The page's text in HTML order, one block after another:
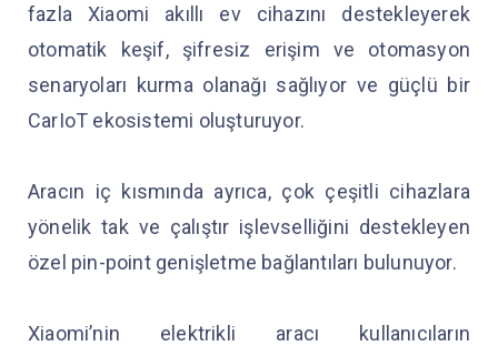
fazla Xiaomi akıllı ev cihazını destekleyerek
otomatik keşif, şifresiz erişim ve otomasyon
senaryoları kurma olanağı sağlıyor ve güçlü bir
CarIoT ekosistemi oluşturuyor.
Aracın iç kısmında ayrıca, çok çeşitli cihazlara
yönelik tak ve çalıştır işlevselliğini destekleyen
özel pin-point genişletme bağlantıları bulunuyor.
Xiaomi’nin elektrikli aracı kullanıcıların